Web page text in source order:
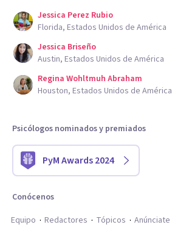
Jessica Perez Rubio
Florida, Estados Unidos de América
Jessica Briseño
Austin, Estados Unidos de América
Regina Wohltmuh Abraham
Houston, Estados Unidos de América
Psicólogos nominados y premiados
PyM Awards 2024
Conócenos
Equipo
Redactores Tópicos Anúnciate